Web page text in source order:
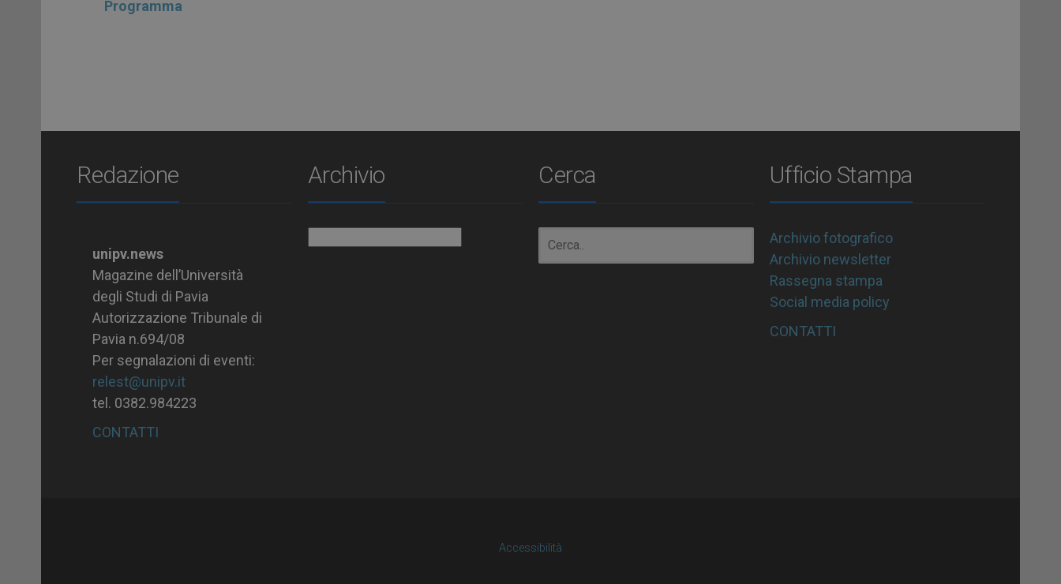
Programma
Redazione
unipv.news
Magazine dell’Università
degli Studi di Pavia
Autorizzazione Tribunale di
Pavia n.694/08
Per segnalazioni di eventi:
relest@unipv.it
tel. 0382.984223
CONTATTI
Archivio Cerca Ufficio Stampa
Archivio fotografico
Archivio newsletter
Rassegna stampa
Social media policy
CONTATTI
Accessibilità